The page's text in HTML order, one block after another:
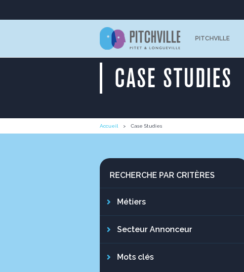
PITCHVILLE
CASE STUDIES
Accueil Case Studies
RECHERCHE PAR CRITÈRES
Métiers
Secteur Annonceur
Mots clés